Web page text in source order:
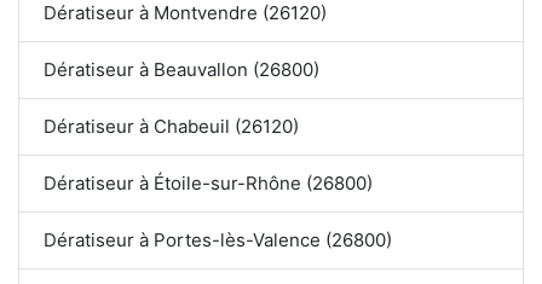
Dératiseur à Montvendre (26120)
Dératiseur à Beauvallon (26800)
Dératiseur à Chabeuil (26120)
Dératiseur à Étoile-sur-Rhône (26800)
Dératiseur à Portes-lès-Valence (26800)